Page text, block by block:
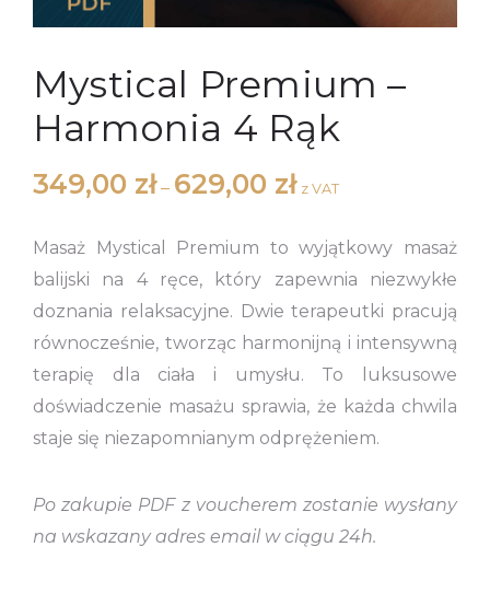
Mystical Premium –
Harmonia 4 Rąk
349,00 zł – 629,00 zł z VAT
Masaż Mystical Premium to wyjątkowy masaż
balijski na 4 ręce, który zapewnia niezwykłe
doznania relaksacyjne. Dwie terapeutki pracują
równocześnie, tworząc harmonijną i intensywną
terapię dla ciała i umysłu. To luksusowe
doświadczenie masażu sprawia, że każda chwila
staje się niezapomnianym odprężeniem.
Po zakupie PDF z voucherem zostanie wysłany
na wskazany adres email w ciągu 24h.